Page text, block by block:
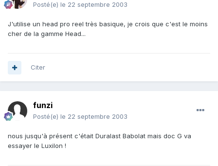
Posté(e) le 22 septembre 2003
J'utilise un head pro reel très basique, je crois que c'est le moins
cher de la gamme Head...
Citer
funzi
Posté(e) le 22 septembre 2003
nous jusqu'à présent c'était Duralast Babolat mais doc G va
essayer le Luxilon !